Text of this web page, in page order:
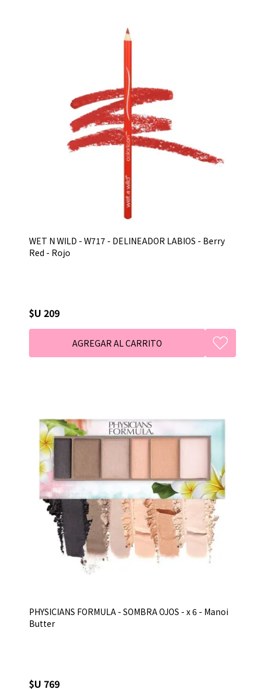
WET N WILD - W717 - DELINEADOR LABIOS - Berry
Red - Rojo
$U 209
PHYSICIANS FORMULA - SOMBRA OJOS - x 6 - Manoi
Butter
$U 769